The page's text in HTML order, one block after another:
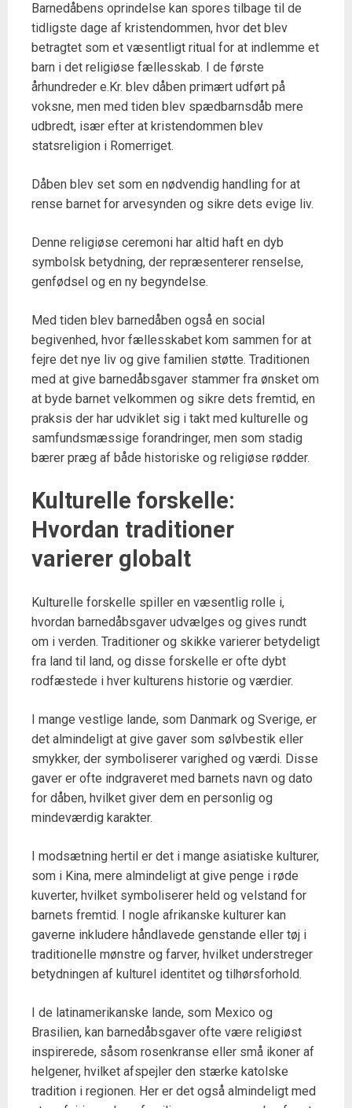
Barnedåbens oprindelse kan spores tilbage til de
tidligste dage af kristendommen, hvor det blev
betragtet som et væsentligt ritual for at indlemme et
barn i det religiøse fællesskab. I de første
århundreder e.Kr. blev dåben primært udført på
voksne, men med tiden blev spædbarnsdåb mere
udbredt, især efter at kristendommen blev
statsreligion i Romerriget.
Dåben blev set som en nødvendig handling for at
rense barnet for arvesynden og sikre dets evige liv.
Denne religiøse ceremoni har altid haft en dyb
symbolsk betydning, der repræsenterer renselse,
genfødsel og en ny begyndelse.
Med tiden blev barnedåben også en social
begivenhed, hvor fællesskabet kom sammen for at
fejre det nye liv og give familien støtte. Traditionen
med at give barnedåbsgaver stammer fra ønsket om
at byde barnet velkommen og sikre dets fremtid, en
praksis der har udviklet sig i takt med kulturelle og
samfundsmæssige forandringer, men som stadig
bærer præg af både historiske og religiøse rødder.
Kulturelle forskelle:
Hvordan traditioner
varierer globalt
Kulturelle forskelle spiller en væsentlig rolle i,
hvordan barnedåbsgaver udvælges og gives rundt
om i verden. Traditioner og skikke varierer betydeligt
fra land til land, og disse forskelle er ofte dybt
rodfæstede i hver kulturens historie og værdier.
I mange vestlige lande, som Danmark og Sverige, er
det almindeligt at give gaver som sølvbestik eller
smykker, der symboliserer varighed og værdi. Disse
gaver er ofte indgraveret med barnets navn og dato
for dåben, hvilket giver dem en personlig og
mindeværdig karakter.
I modsætning hertil er det i mange asiatiske kulturer,
som i Kina, mere almindeligt at give penge i røde
kuverter, hvilket symboliserer held og velstand for
barnets fremtid. I nogle afrikanske kulturer kan
gaverne inkludere håndlavede genstande eller tøj i
traditionelle mønstre og farver, hvilket understreger
betydningen af kulturel identitet og tilhørsforhold.
I de latinamerikanske lande, som Mexico og
Brasilien, kan barnedåbsgaver ofte være religiøst
inspirerede, såsom rosenkranse eller små ikoner af
helgener, hvilket afspejler den stærke katolske
tradition i regionen. Her er det også almindeligt med